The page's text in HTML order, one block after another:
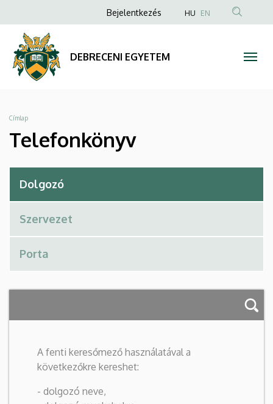
Telefonkönyv
DEBRECENI
EGYETEM
a
tartalomra
Anonim
menüje
Bejelentkezés HU EN
DEBRECENI EGYETEM
Morzsa
Címlap
Telefonkönyv
A fenti keresőmező használatával a
következőkre kereshet:
- dolgozó neve,